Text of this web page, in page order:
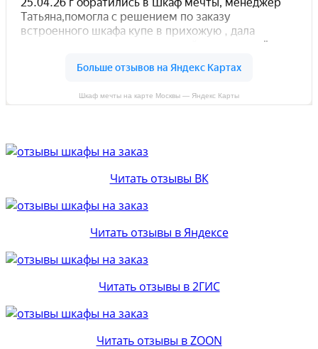
Шкаф мечты на карте Москвы — Яндекс Карты
Читать отзывы ВК
Читать отзывы в Яндексе
Читать отзывы в 2ГИС
Читать отзывы в ZOON